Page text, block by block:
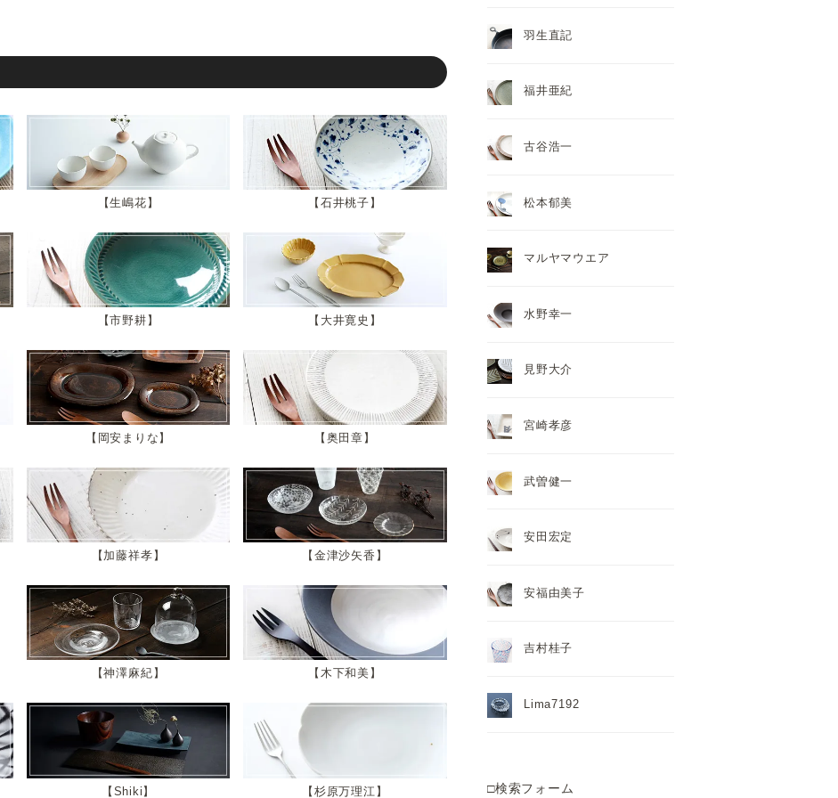
生嶋花 石井桃子
市野耕 大井寛史
岡安まりな 奥田章
加藤祥孝 金津沙矢香
神澤麻紀 木下和美
Shiki 杉原万理江
羽生直記
福井亜紀
古谷浩一
松本郁美
マルヤマウエア
水野幸一
見野大介
宮崎孝彦
武曽健一
安田宏定
安福由美子
吉村桂子
Lima7192
□検索フォーム